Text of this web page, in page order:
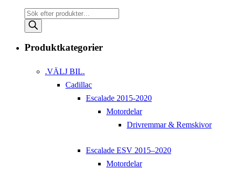
Products
search
Produktkategorier
.VÄLJ BIL.
Cadillac
Escalade 2015-2020
Motordelar
Drivremmar & Remskivor
Escalade ESV 2015–2020
Motordelar